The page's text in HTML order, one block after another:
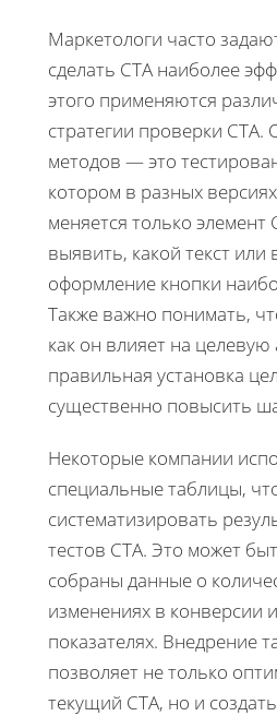
Маркетологи часто
сделать CTA наиболее
этого применяются
стратегии проверки
методов — это
котором в разных
меняется только элемент
выявить, какой текст или
оформление кнопки
Также важно понимать,
как он влияет на целевую
правильная установка
существенно повысить
Некоторые компании
специальные таблицы,
систематизировать
тестов CTA. Это может
собраны данные о
изменениях в конверсии
показателях. Внедрение
позволяет не только
текущий CTA, но и